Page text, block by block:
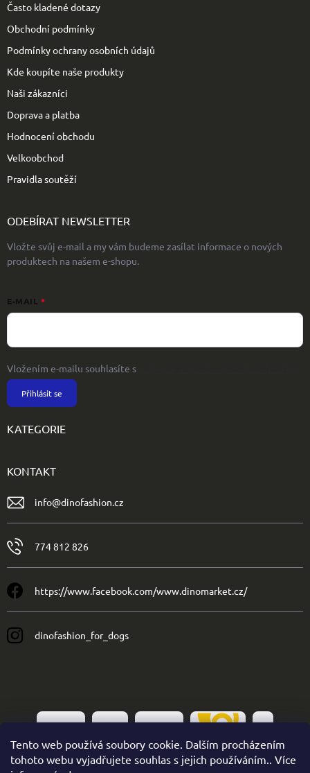
Tento web používá soubory cookie. Dalším procházením
tohoto webu vyjadřujete souhlas s jejich používáním.. Více
Často kladené dotazy
Obchodní podmínky
Podmínky ochrany osobních údajů
Kde koupíte naše produkty
Naši zákazníci
Doprava a platba
Hodnocení obchodu
Velkoobchod
Pravidla soutěží
ODEBÍRAT NEWSLETTER
Vložte svůj e-mail a my vám budeme zasílat informace o nových
produktech na našem e-shopu.
E-MAIL
Vložením e-mailu souhlasíte s
Přihlásit se
KATEGORIE
KONTAKT
info@dinofashion.cz
774 812 826
https://www.facebook.com/www.dinomarket.cz/
dinofashion_for_dogs